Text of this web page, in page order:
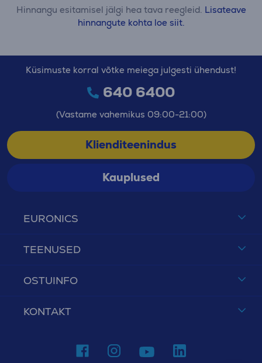
Hinnangu esitamisel jälgi hea tava reegleid. Lisateave
hinnangute kohta loe siit.
EURONICS
TEENUSED
OSTUINFO
KONTAKT
Küsimuste korral võtke meiega julgesti ühendust!
640 6400
(Vastame vahemikus 09:00-21:00)
Klienditeenindus
Kauplused